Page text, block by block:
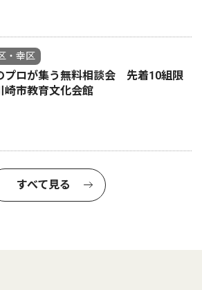
・幸区
プロが集う無料相談会 先着10組限
崎市教育文化会館
すべて見る